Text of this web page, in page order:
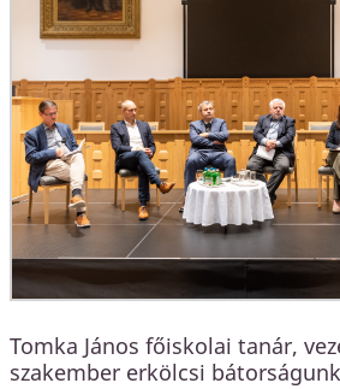
Tomka János főiskolai tanár,
szakember erkölcsi